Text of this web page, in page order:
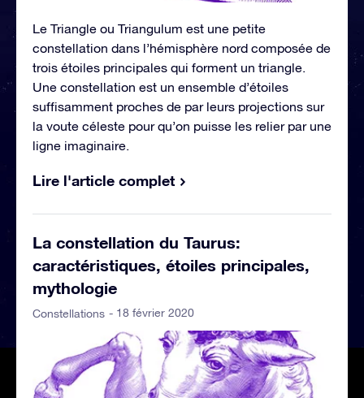
Le Triangle ou Triangulum est une petite
constellation dans l’hémisphère nord composée de
trois étoiles principales qui forment un triangle.
Une constellation est un ensemble d’étoiles
suffisamment proches de par leurs projections sur
la voute céleste pour qu’on puisse les relier par une
ligne imaginaire.
Lire l'article complet
La constellation du Taurus:
caractéristiques, étoiles principales,
mythologie
Constellations - 18 février 2020